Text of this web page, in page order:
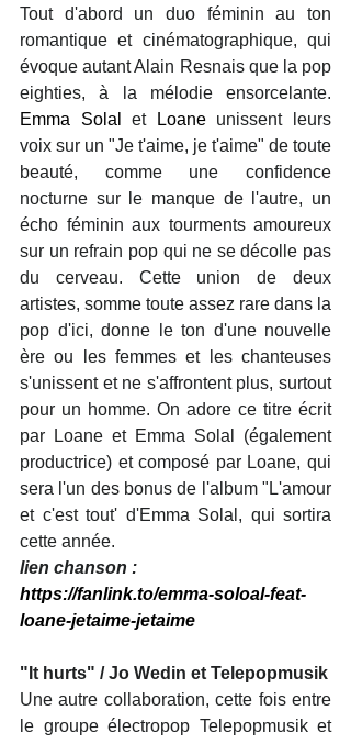
Tout d'abord un duo féminin au ton
romantique et cinématographique, qui
évoque autant Alain Resnais que la pop
Emma Solal
et Loane unissent leurs
voix sur un "Je t'aime, je t'aime" de toute
beauté, comme une confidence
nocturne sur le manque de l'autre, un
écho féminin aux tourments amoureux
sur un refrain pop qui ne se décolle pas
du cerveau. Cette union de deux
artistes, somme toute assez rare dans la
pop d'ici, donne le ton d'une nouvelle
ère ou les femmes et les chanteuses
s'unissent et ne s'affrontent plus, surtout
pour un homme. On adore ce titre écrit
par Loane et Emma Solal (également
productrice) et composé par Loane, qui
sera l'un des bonus de l'album "L'amour
et c'est tout' d'Emma Solal, qui sortira
cette année.
lien chanson :
https://fanlink.to/emma-soloal-feat-
loane-jetaime-jetaime
"It hurts" / Jo Wedin et Telepopmusik
Une autre collaboration, cette fois entre
le groupe électropop Telepopmusik et